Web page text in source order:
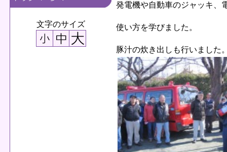
文字のサイズ
発電機や自動車のジャッキ、
使い方を学びました。
豚汁の炊き出しも行いました